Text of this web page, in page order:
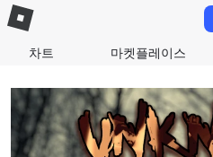
차트 마켓플레이스